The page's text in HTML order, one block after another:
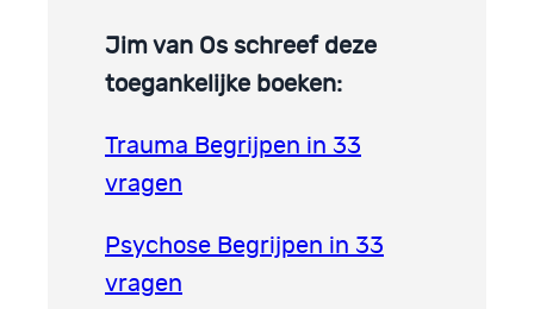
Jim van Os schreef deze
toegankelijke boeken:
Trauma Begrijpen in 33
vragen
Psychose Begrijpen in 33
vragen